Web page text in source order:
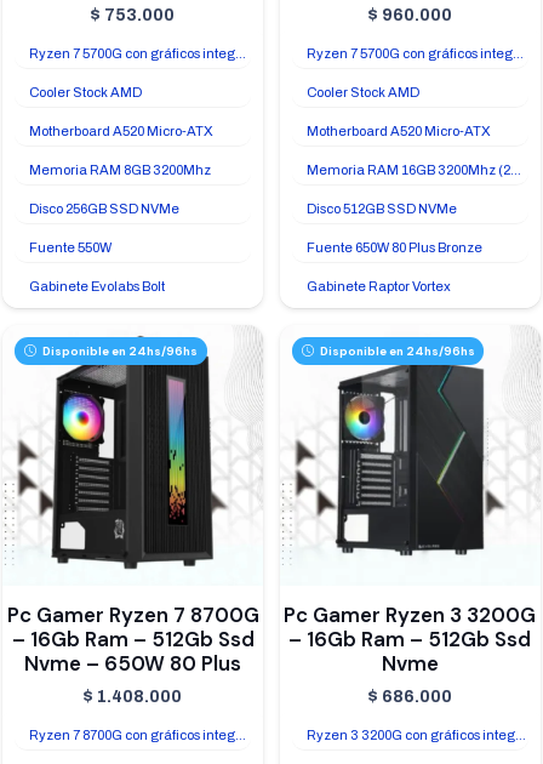
$ 753.000
Cooler Stock AMD
Motherboard A520 Micro-ATX
Memoria RAM 8GB 3200Mhz
Disco 256GB SSD NVMe
Fuente 550W
Gabinete Evolabs Bolt
$ 960.000
Cooler Stock AMD
Motherboard A520 Micro-ATX
Disco 512GB SSD NVMe
Fuente 650W 80 Plus Bronze
Gabinete Raptor Vortex
Disponible en 24hs/96hs
Pc Gamer Ryzen 7 8700G
– 16Gb Ram – 512Gb Ssd
Nvme – 650W 80 Plus
$ 1.408.000
Disponible en 24hs/96hs
Pc Gamer Ryzen 3 3200G
– 16Gb Ram – 512Gb Ssd
Nvme
$ 686.000